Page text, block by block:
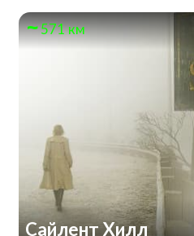
571 км
Сайлент Хилл